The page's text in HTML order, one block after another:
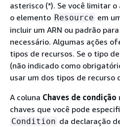
asterisco (*). Se você limitar
o elemento Resource em
incluir um ARN ou padrão
necessário. Algumas ações
tipos de recursos. Se o tipo
(não indicado como
usar um dos tipos de recurso
A coluna Chaves de condição
chaves que você pode
Condition da declaração